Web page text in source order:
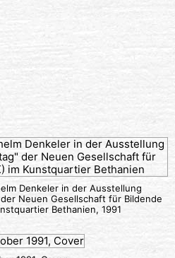
Denkeler in der Ausstellung
Neuen Gesellschaft für Bildende
Bethanien, 1991